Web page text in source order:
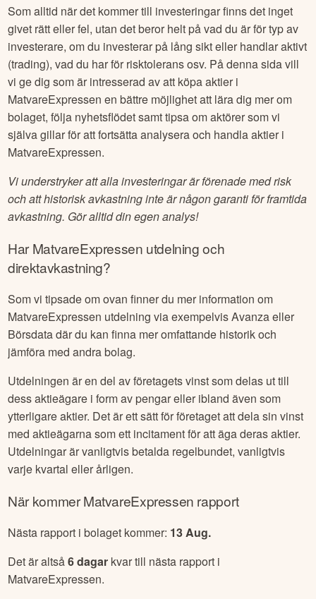
Som alltid när det kommer till investeringar finns det inget
givet rätt eller fel, utan det beror helt på vad du är för typ av
investerare, om du investerar på lång sikt eller handlar aktivt
(trading), vad du har för risktolerans osv. På denna sida vill
vi ge dig som är intresserad av att köpa aktier i
MatvareExpressen en bättre möjlighet att lära dig mer om
bolaget, följa nyhetsflödet samt tipsa om aktörer som vi
själva gillar för att fortsätta analysera och handla aktier i
MatvareExpressen.
Vi understryker att alla investeringar är förenade med risk
och att historisk avkastning inte är någon garanti för framtida
avkastning. Gör alltid din egen analys!
HarMatvareExpressen utdelning och
direktavkastning?
Som vi tipsade om ovan finner du mer information om
MatvareExpressen utdelning via exempelvis Avanza eller
Börsdata där du kan finna mer omfattande historik och
jämföra med andra bolag.
Utdelningen är en del av företagets vinst som delas ut till
dess aktieägare i form av pengar eller ibland även som
ytterligare aktier. Det är ett sätt för företaget att dela sin vinst
med aktieägarna som ett incitament för att äga deras aktier.
Utdelningar är vanligtvis betalda regelbundet, vanligtvis
varje kvartal eller årligen.
När kommerMatvareExpressen rapport
Nästa rapport i bolaget kommer: 13 Aug.
Det är altså6dagar kvar till nästa rapport i
MatvareExpressen.